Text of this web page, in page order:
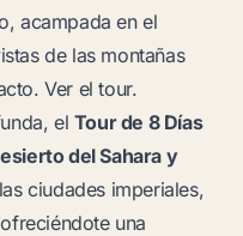
acampada en el
de las montañas
Ver el tour.
el Tour de 8 Días
del Sahara y
ciudades imperiales,
una